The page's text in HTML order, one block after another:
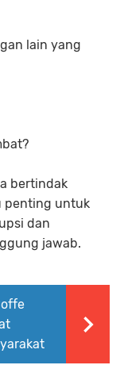
lain yang
bertindak
penting untuk
dan
jawab.